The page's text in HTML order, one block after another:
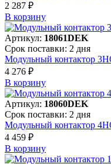
2 287 ₽
В корзинy
Артикул: 18061DEK
Срок поставки: 2 дня
Модульный контактор
4 276 ₽
В корзинy
Артикул: 18060DEK
Срок поставки: 2 дня
Модульный контактор
4 459 ₽
В корзинy